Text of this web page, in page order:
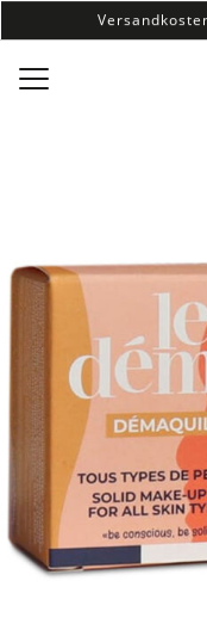
100%